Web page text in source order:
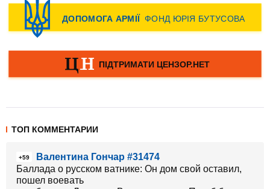
ТОП КОММЕНТАРИИ
+59
Валентина Гончар #31474
Баллада о русском ватнике: Он дом свой оставил,
пошел воевать